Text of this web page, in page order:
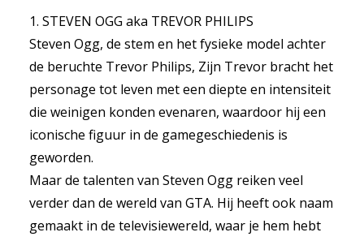
1. STEVEN OGG aka TREVOR PHILIPS
Steven Ogg, de stem en het fysieke model achter
de beruchte Trevor Philips, Zijn Trevor bracht het
personage tot leven met een diepte en intensiteit
die weinigen konden evenaren, waardoor hij een
iconische figuur in de gamegeschiedenis is
geworden.
Maar de talenten van Steven Ogg reiken veel
verder dan de wereld van GTA. Hij heeft ook naam
gemaakt in de televisiewereld, waar je hem hebt